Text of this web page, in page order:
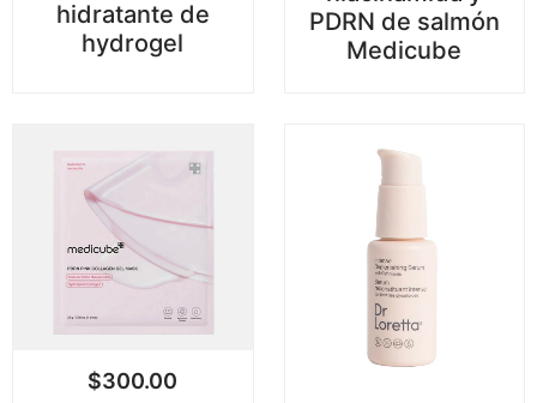
hidratante de
hydrogel
PDRN de salmón
Medicube
$300.00